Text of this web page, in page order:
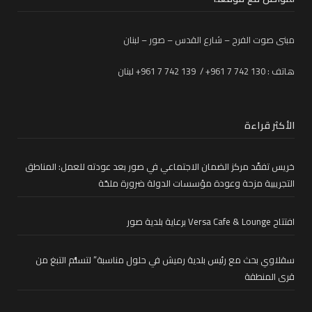
مبنى صوت الفرح – شارع القدس – صور – لبنان
هاتف : 130 742 7 961+ / 139 742 7 961+ لبنان
الأكثر قراءة
خريس تفقّد مركز الضمان الاجتماعي في صور بعد عودته للعمل: المناطق
التجريبية مزحة وعودة مؤسسات الدولة ضرورة ملحّة
افتتاح Versa Cafe & Lounge برعاية بلدية صور
سقلاوي بحث مع رئيس بلدية رميش في حلول مناسبة” لتسلُّم التبغ من
قرى المنطقة